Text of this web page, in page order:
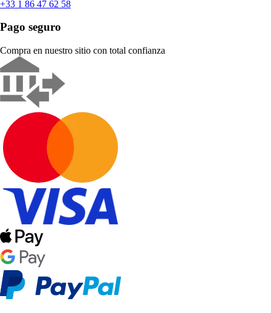
+33 1 86 47 62 58
Pago seguro
Compra en nuestro sitio con total confianza